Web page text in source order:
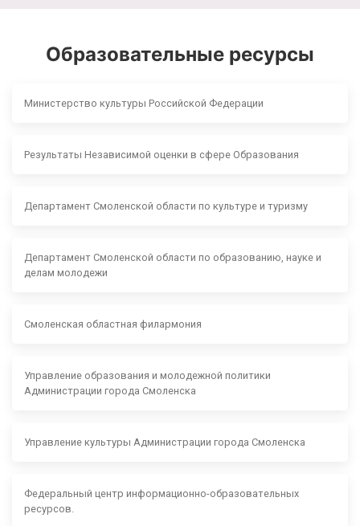
Образовательные ресурсы
Министерство культуры Российской Федерации
Результаты Независимой оценки в сфере Образования
Департамент Смоленской области по культуре и туризму
Департамент Смоленской области по образованию, науке и
делам молодежи
Смоленская областная филармония
Управление образования и молодежной политики
Администрации города Смоленска
Управление культуры Администрации города Смоленска
Федеральный центр информационно-образовательных
ресурсов.